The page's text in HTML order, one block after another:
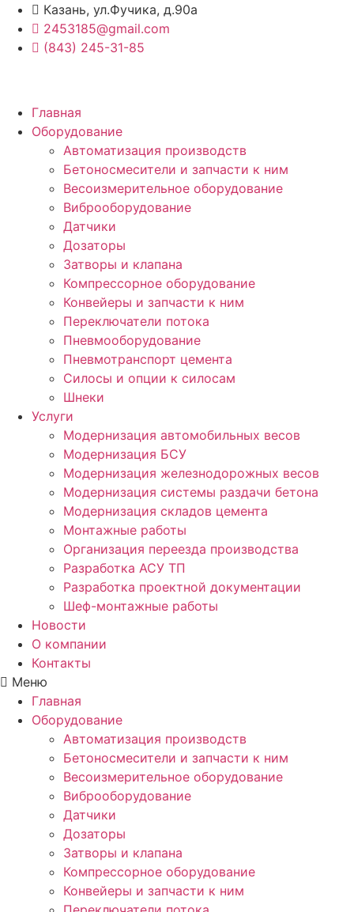
Перейти
содержимому
Казань, ул.Фучика, д.90а
2453185@gmail.com
(843) 245-31-85
Главная
Оборудование
Автоматизация производств
Бетоносмесители и запчасти к ним
Весоизмерительное оборудование
Виброоборудование
Датчики
Дозаторы
Затворы и клапана
Компрессорное оборудование
Конвейеры и запчасти к ним
Переключатели потока
Пневмооборудование
Пневмотранспорт цемента
Силосы и опции к силосам
Шнеки
Услуги
Модернизация автомобильных весов
Модернизация БСУ
Модернизация железнодорожных весов
Модернизация системы раздачи бетона
Модернизация складов цемента
Монтажные работы
Организация переезда производства
Разработка АСУ ТП
Разработка проектной документации
Шеф-монтажные работы
Новости
О компании
Контакты
Меню
Главная
Оборудование
Автоматизация производств
Бетоносмесители и запчасти к ним
Весоизмерительное оборудование
Виброоборудование
Датчики
Дозаторы
Затворы и клапана
Компрессорное оборудование
Конвейеры и запчасти к ним